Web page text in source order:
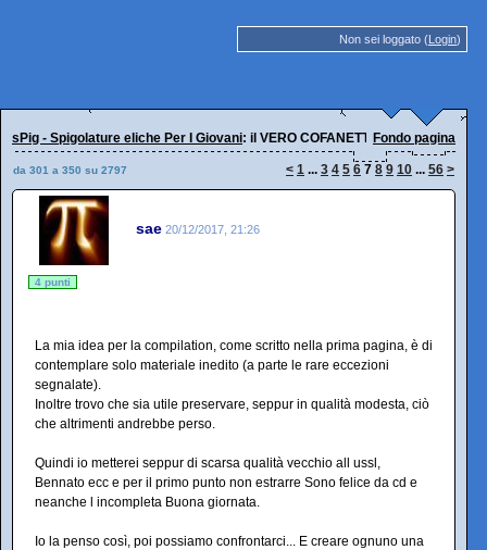
Non sei loggato (Login)
sPig - Spigolature eliche Per I Giovani: il VERO COFANETTO FALSO di Elio e
Fondo pagina
da 301 a 350 su 2797 < 1 ... 3 4 5 6 7 8 9 10 ... 56 >
sae 20/12/2017, 21:26
4 punti
La mia idea per la compilation, come scritto nella prima pagina, è di
contemplare solo materiale inedito (a parte le rare eccezioni
segnalate).
Inoltre trovo che sia utile preservare, seppur in qualità modesta, ciò
che altrimenti andrebbe perso.
Quindi io metterei seppur di scarsa qualità vecchio all ussl,
Bennato ecc e per il primo punto non estrarre Sono felice da cd e
neanche l incompleta Buona giornata.
Io la penso così, poi possiamo confrontarci... E creare ognuno una